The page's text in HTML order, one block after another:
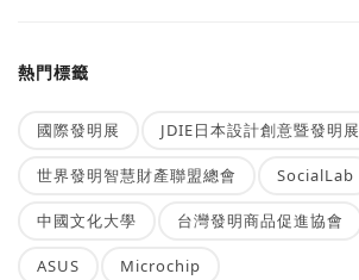
熱門標籤
國際發明展 JDIE日本設計創意暨發明展
世界發明智慧財產聯盟總會 SocialLab
中國文化大學 台灣發明商品促進協會
ASUS Microchip